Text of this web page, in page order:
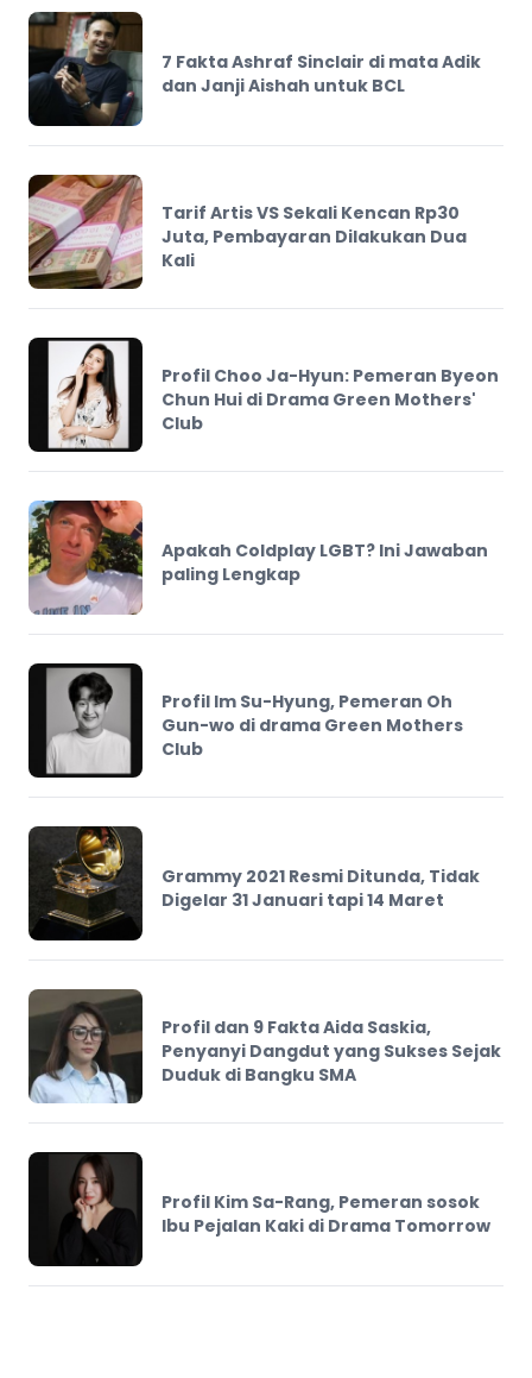
7 Fakta Ashraf Sinclair di mata Adik
dan Janji Aishah untuk BCL
Tarif Artis VS Sekali Kencan Rp30
Juta, Pembayaran Dilakukan Dua
Kali
Profil Choo Ja-Hyun: Pemeran Byeon
Chun Hui di Drama Green Mothers'
Club
Apakah Coldplay LGBT? Ini Jawaban
paling Lengkap
Profil Im Su-Hyung, Pemeran Oh
Gun-wo di drama Green Mothers
Club
Grammy 2021 Resmi Ditunda, Tidak
Digelar 31 Januari tapi 14 Maret
Profil dan 9 Fakta Aida Saskia,
Penyanyi Dangdut yang Sukses Sejak
Duduk di Bangku SMA
Profil Kim Sa-Rang, Pemeran sosok
Ibu Pejalan Kaki di Drama Tomorrow